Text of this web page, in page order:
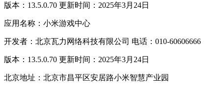
版本：13.5.0.70 更新时间：2025年3月24日
应用名称：小米游戏中心
开发者：北京瓦力网络科技有限公司 电话：010-60606666
版本：13.5.0.70 更新时间：2025年3月24日
北京地址：北京市昌平区安居路小米智慧产业园